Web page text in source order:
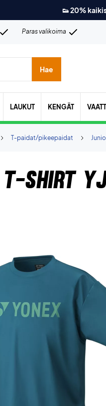
👟 20%
Paras valikoima
Hae
LAUKUT KENGÄT
T-paidat/pikeepaidat
shirt